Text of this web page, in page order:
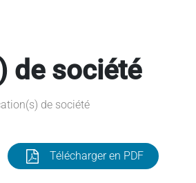
de société
de société
Télécharger en PDF